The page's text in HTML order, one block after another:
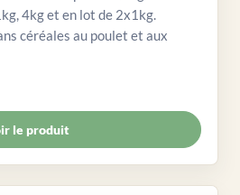
4kg et en lot de 2x1kg.
céréales au poulet et aux
le produit